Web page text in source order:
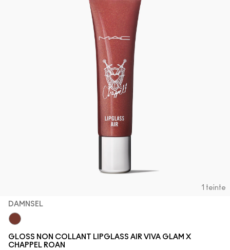
1 teinte
DAMNSEL
GLOSS NON COLLANT LIPGLASS AIR VIVA GLAM X
CHAPPEL ROAN